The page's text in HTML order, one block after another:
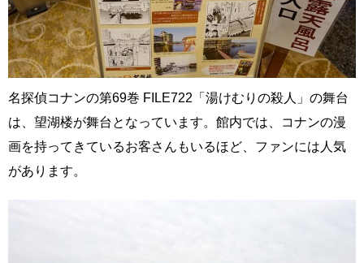
名探偵コナンの第69巻 FILE722「湯けむりの殺人」の舞台
は、望湖楼が舞台となっています。館内では、コナンの漫
画を持ってきているお客さんもいるほど、ファンには人気
があります。